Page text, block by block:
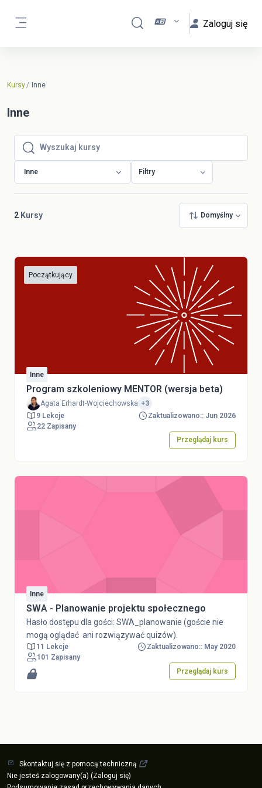
Przełącznik wyszukiwarki
Zaloguj się
Kursy Inne
Inne
Wyszukaj kursy
Wyszukaj kursy
Inne Filtry
2 Kursy Domyślny
Początkujący
Inne
Program szkoleniowy MENTOR (wersja beta)
Agata Erhardt-Wojciechowska +3
9 Lekcje
Zaktualizowano:: Jun 2026
22 Zapisany
Przeglądaj kurs
Inne
SWA - Planowanie projektu społecznego
Hasło dostępu dla gości: SWA_planowanie (goście nie
mogą oglądać ani rozwiązywać quizów).
11 Lekcje
Zaktualizowano:: May 2020
101 Zapisany
Przeglądaj kurs
Skontaktuj się z pomocą techniczną
Nie jesteś zalogowany(a) (Zaloguj się)